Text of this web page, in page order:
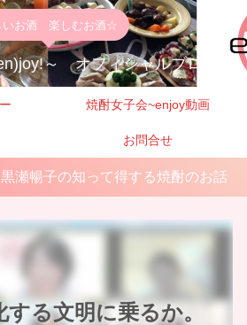
いお酒 楽しむお酒☆
～ オフィシャルブログ
焼酎女子会~enjoy動画
お問合せ
瀬暢子の知って得する焼酎のお話
する文明に乗るか。